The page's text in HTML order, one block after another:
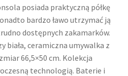
posiada praktyczną półkę
bardzo ławo utrzymać ją
dostępnych zakamarków.
biała, ceramiczna umywalka z
66,5×50 cm. Kolekcja
technologią. Baterie i